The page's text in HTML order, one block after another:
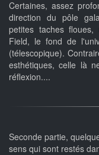
Certaines, assez
direction du pôle
petites taches
Field, le fond de
(télescopique).
esthétiques, celle là
réflexion....
Seconde partie,
sens qui sont restés